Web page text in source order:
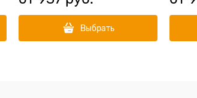
Выбрать